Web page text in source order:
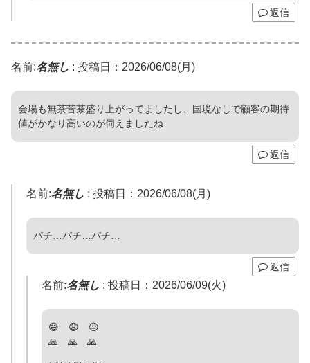
返信
名前:名無し : 投稿日：2026/06/08(月)
会場も無茶苦茶盛り上がってましたし、国境なしで顧客の期待
値がかなり高いのが伺えましたね
返信
名前:名無し : 投稿日：2026/06/08(月)
パチ…パチ…パチ…
返信
名前:名無し : 投稿日：2026/06/09(火)
😅 😧 😒
🙏 🙏 🙏